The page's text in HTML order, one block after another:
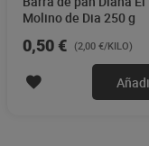
Molino de Dia 250 g
0,50 € (2,00 €/KILO)